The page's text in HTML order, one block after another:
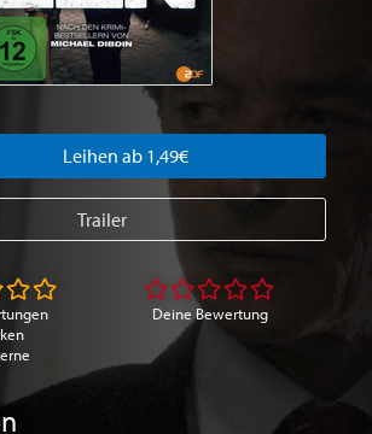
Leihen ab 1,49€
Trailer
Deine Bewertung